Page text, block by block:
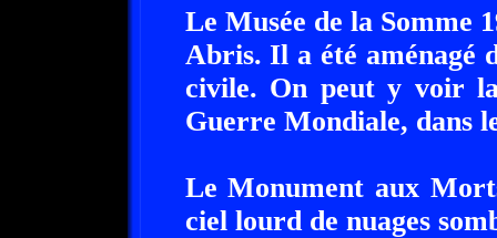
Le Musée de la Somme
Abris. Il a été aménagé
civile. On peut y voir
Guerre Mondiale, dans
Le Monument aux
ciel lourd de nuages